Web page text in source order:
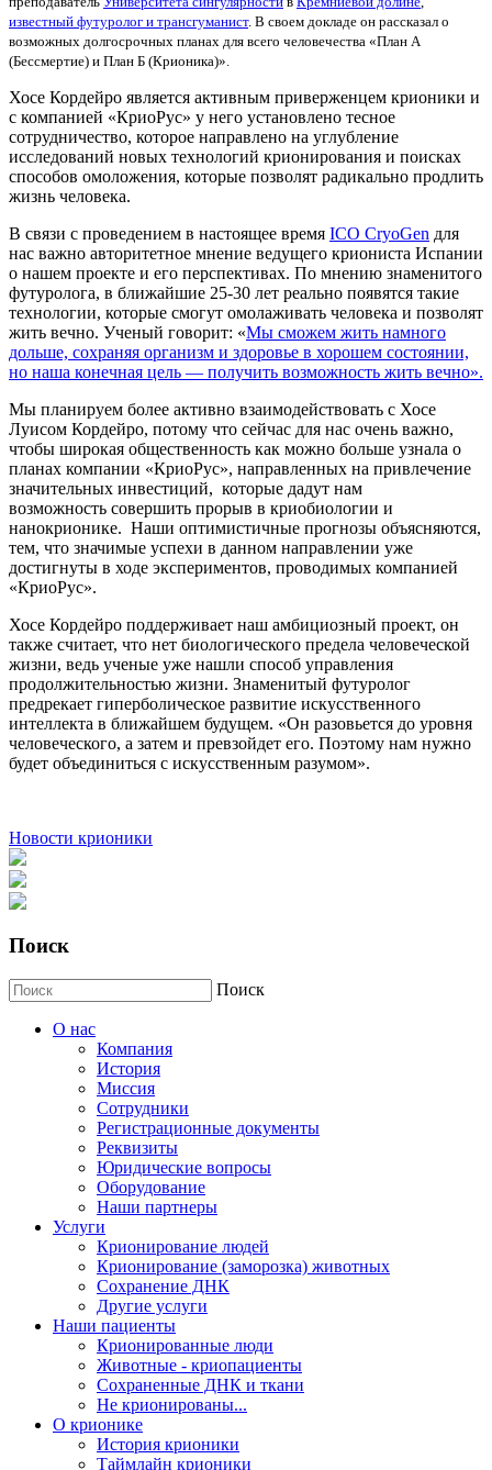
известный футуролог и трансгуманист. В своем докладе он рассказал о
возможных долгосрочных планах для всего человечества «План A
(Бессмертие) и План Б (Крионика)».
Хосе Кордейро является активным приверженцем крионики и
с компанией «КриоРус» у него установлено тесное
сотрудничество, которое направлено на углубление
исследований новых технологий крионирования и поисках
способов омоложения, которые позволят радикально продлить
жизнь человека.
В связи с проведением в настоящее время ICO CryoGen для
нас важно авторитетное мнение ведущего криониста Испании
о нашем проекте и его перспективах. По мнению знаменитого
футуролога, в ближайшие 25-30 лет реально появятся такие
технологии, которые смогут омолаживать человека и позволят
жить вечно. Ученый говорит: «Мы сможем жить намного
дольше, сохраняя организм и здоровье в хорошем состоянии,
но наша конечная цель — получить возможность жить вечно».
Мы планируем более активно взаимодействовать с Хосе
Луисом Кордейро, потому что сейчас для нас очень важно,
чтобы широкая общественность как можно больше узнала о
планах компании «КриоРус», направленных на привлечение
значительных инвестиций, которые дадут нам
возможность совершить прорыв в криобиологии и
нанокрионике. Наши оптимистичные прогнозы объясняются,
тем, что значимые успехи в данном направлении уже
достигнуты в ходе экспериментов, проводимых компанией
«КриоРус».
Хосе Кордейро поддерживает наш амбициозный проект, он
также считает, что нет биологического предела человеческой
жизни, ведь ученые уже нашли способ управления
продолжительностью жизни. Знаменитый футуролог
предрекает гиперболическое развитие искусственного
интеллекта в ближайшем будущем. «Он разовьется до уровня
человеческого, а затем и превзойдет его. Поэтому нам нужно
будет объединиться с искусственным разумом».
Новости крионики
Поиск
Поиск
О нас
Компания
История
Миссия
Сотрудники
Регистрационные документы
Реквизиты
Юридические вопросы
Оборудование
Наши партнеры
Услуги
Крионирование людей
Крионирование (заморозка) животных
Сохранение ДНК
Другие услуги
Наши пациенты
Крионированные люди
Животные - криопациенты
Сохраненные ДНК и ткани
Не крионированы...
О крионике
История крионики
Таймлайн крионики